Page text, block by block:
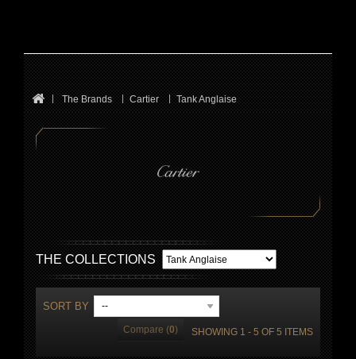
The Brands Cartier Tank Anglaise
THE COLLECTIONS
SORT BY --
Compare (0) SHOWING 1 - 5 OF 5 ITEMS